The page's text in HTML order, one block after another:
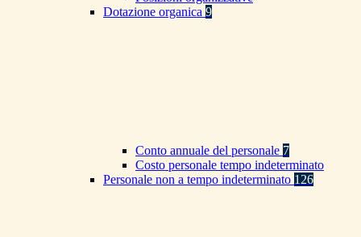
Dotazione organica 9
Conto annuale del personale 7
Costo personale tempo indeterminato
Personale non a tempo indeterminato 126